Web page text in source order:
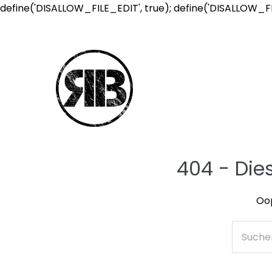
define('DISALLOW_FILE_EDIT', true);
404 -
nach: